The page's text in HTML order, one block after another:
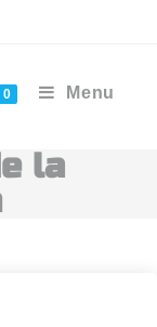
0 Menu
la